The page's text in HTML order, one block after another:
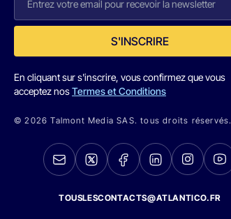
S'INSCRIRE
En cliquant sur s'inscrire, vous confirmez que vous
acceptez nosTermes et Conditions
© 2026 Talmont Media SAS. tous droits réservés.
TOUSLESCONTACTS@ATLANTICO.FR